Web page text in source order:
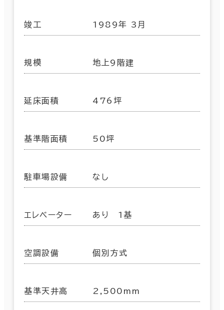
竣工 1989年 3月
規模 地上9階建
延床面積 476坪
基準階面積 50坪
駐車場設備 なし
エレベーター あり 1基
空調設備 個別方式
基準天井高 2,500mm